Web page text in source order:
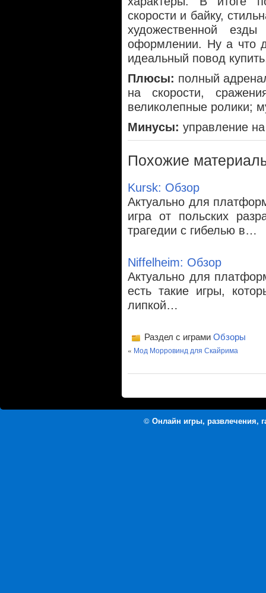
скорости и байку,
художественной
оформлении. Ну а что
идеальный повод
Плюсы: полный
на скорости,
великолепные ролики;
Минусы: управление
Похожие
Kursk: Обзор
Актуально для
игра от польских
трагедии с гибелью в…
Niffelheim: Обзор
Актуально для
есть такие игры,
липкой…
Раздел с играми Обзоры
« Мод Морровинд для Скайрима
© Онлайн игры, развлечения,